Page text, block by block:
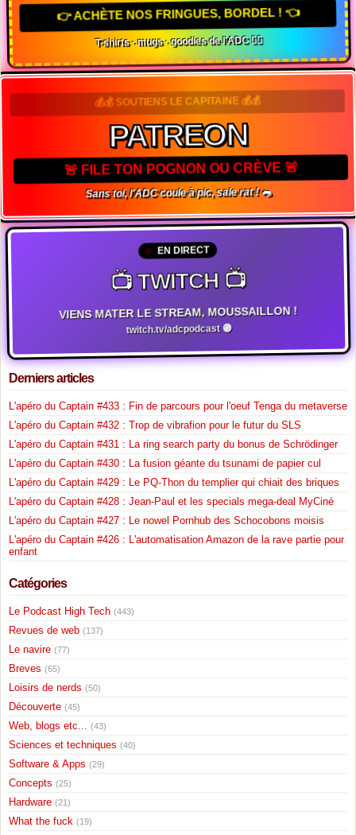
👉 ACHÈTE NOS FRINGUES, BORDEL ! 👈
T-shirts · mugs · goodies de l'ADC 🏴‍☠️
💰💰 SOUTIENS LE CAPITAINE 💰💰
PATREON
🚨 FILE TON POGNON OU CRÈVE 🚨
Sans toi, l'ADC coule à pic, sale rat ! 🐀
EN DIRECT
📺 TWITCH 📺
VIENS MATER LE STREAM, MOUSSAILLON !
twitch.tv/adcpodcast 🟣
Derniers articles
L'apéro du Captain #433 : Fin de parcours pour l'oeuf Tenga du metaverse
L'apéro du Captain #432 : Trop de vibrafion pour le futur du SLS
L'apéro du Captain #431 : La ring search party du bonus de Schrödinger
L'apéro du Captain #430 : La fusion géante du tsunami de papier cul
L'apéro du Captain #429 : Le PQ-Thon du templier qui chiait des briques
L'apéro du Captain #428 : Jean-Paul et les specials mega-deal MyCiné
L'apéro du Captain #427 : Le nowel Pornhub des Schocobons moisis
L'apéro du Captain #426 : L'automatisation Amazon de la rave partie pour
enfant
Catégories
Le Podcast High Tech (443)
Revues de web (137)
Le navire (77)
Breves (65)
Loisirs de nerds (50)
Découverte (45)
Web, blogs etc... (43)
Sciences et techniques (40)
Software & Apps (29)
Concepts (25)
Hardware (21)
What the fuck (19)